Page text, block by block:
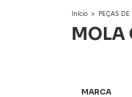
Início > PEÇAS
MOLA
MARCA